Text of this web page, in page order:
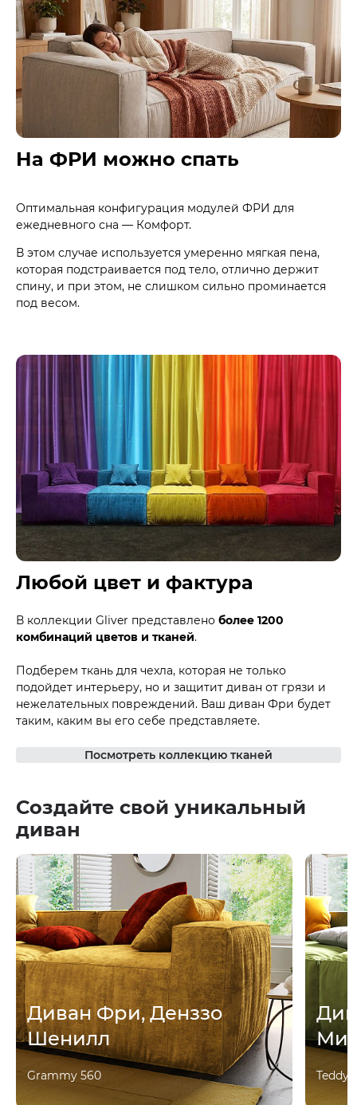
На ФРИ можно спать
Оптимальная конфигурация модулей ФРИ для
ежедневного сна — Комфорт.
В этом случае используется умеренно мягкая пена,
которая подстраивается под тело, отлично держит
спину, и при этом, не слишком сильно проминается
под весом.
Любой цвет и фактура
В коллекции Gliver представлено более 1200
комбинаций цветов и тканей.
Подберем ткань для чехла, которая не только
подойдет интерьеру, но и защитит диван от грязи и
нежелательных повреждений. Ваш диван Фри будет
таким, каким вы его себе представляете.
Посмотреть коллекцию тканей
Создайте свой уникальный
диван
Диван Фри, Денззо
Шенилл
Grammy 560 Teddy